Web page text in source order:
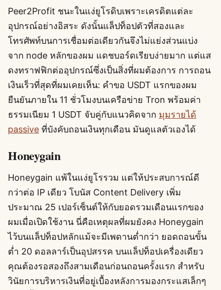
Peer2Profit ชนะในแง่ยูโรดิบเพราะเครดิตแต่ละ
อุปกรณ์อย่างอิสระ ดังนั้นแล็ปท็อปตัวที่สองและ
โทรศัพท์บนการเชื่อมต่อเดียวกันจึงไม่แย่งส่วนแบ่ง
จาก node หลักของผม แดชบอร์ดเรียบง่ายมาก แต่แส
ดงทราฟฟิกต่ออุปกรณ์ซึ่งเป็นสิ่งที่ผมต้องการ การถอน
เงินเร็วที่สุดที่ผมเคยเห็น: คำขอ USDT แรกของผม
ยืนยันภายใน 11 ชั่วโมงบนเครือข่าย Tron พร้อมค่า
ธรรมเนียม 1 USDT จับคู่กับแนวคิดจาก มุมรายได้
passive ที่บังคับถอนเงินทุกเดือน มันดูแลตัวเองได้
Honeygain
Honeygain แพ้ในแง่ยูโรรวม แต่ให้ประสบการณ์ดี
กว่าต่อ IP เดียว โบนัส Content Delivery เพิ่ม
ประมาณ 25 เปอร์เซ็นต์ให้กับยอดรวมเดือนแรกของ
ผมเมื่อเปิดใช้งาน นี่คือเหตุผลที่ผมยังคง Honeygain
ไว้บนแล็ปท็อปหลักแม้จะมีเพดานต่ำกว่า ยอดถอนขั้น
ต่ำ 20 ดอลลาร์เป็นอุปสรรค บนแล็ปท็อปเครื่องเดียว
คุณต้องรอสองถึงสามเดือนก่อนถอนครั้งแรก สำหรับ
วินัยการบริหารเงินที่อยู่เบื้องหลังการมองกระแสเล็กๆ